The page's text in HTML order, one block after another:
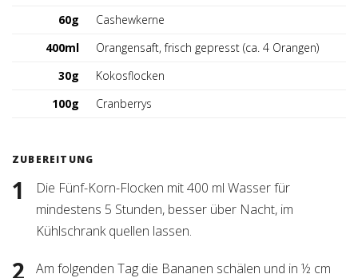
60g
Cashewkerne
400ml
Orangensaft, frisch gepresst (ca. 4 Orangen)
30g
Kokosflocken
100g
Cranberrys
ZUBEREITUNG
Die Fünf-Korn-Flocken mit 400 ml Wasser für
mindestens 5 Stunden, besser über Nacht, im
Kühlschrank quellen lassen.
Am folgenden Tag die Bananen schälen und in ½ cm